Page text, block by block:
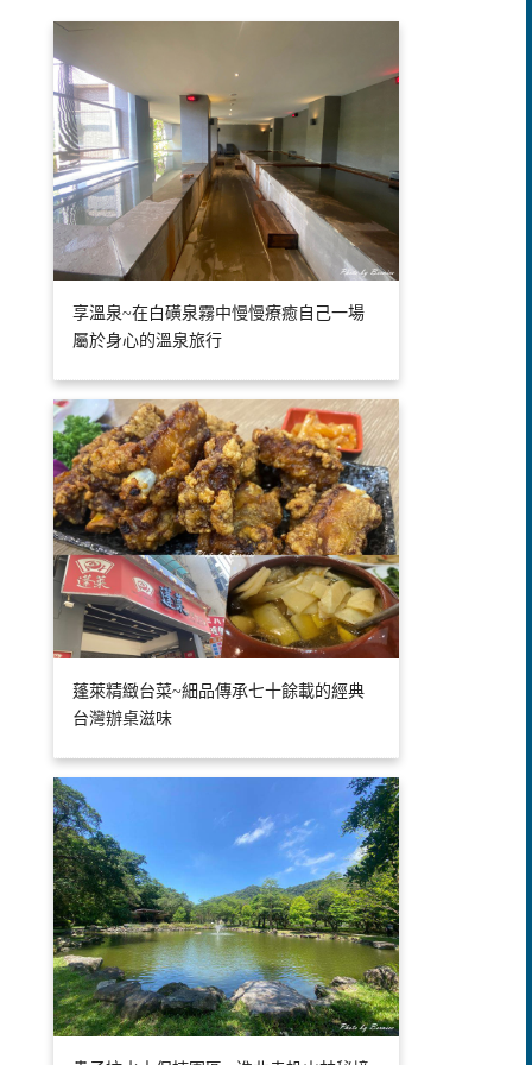
享溫泉~在白磺泉霧中慢慢療癒自己一場
屬於身心的溫泉旅行
蓬萊精緻台菜~細品傳承七十餘載的經典
台灣辦桌滋味